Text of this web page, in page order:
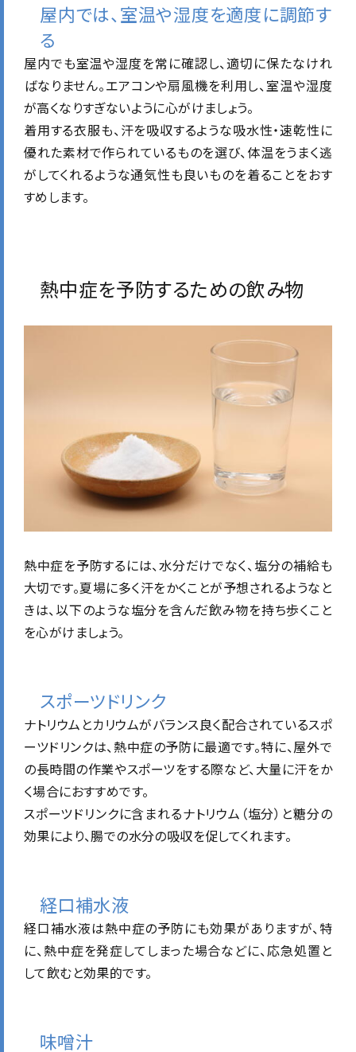
屋内では、室温や湿度を適度に調節す
る
屋内でも室温や湿度を常に確認し、適切に保たなけれ
ばなりません。エアコンや扇風機を利用し、室温や湿度
が高くなりすぎないように心がけましょう。
着用する衣服も、汗を吸収するような吸水性・速乾性に
優れた素材で作られているものを選び、体温をうまく逃
がしてくれるような通気性も良いものを着ることをおす
すめします。
熱中症を予防するための飲み物
熱中症を予防するには、水分だけでなく、塩分の補給も
大切です。夏場に多く汗をかくことが予想されるようなと
きは、以下のような塩分を含んだ飲み物を持ち歩くこと
を心がけましょう。
スポーツドリンク
ナトリウムとカリウムがバランス良く配合されているスポ
ーツドリンクは、熱中症の予防に最適です。特に、屋外で
の長時間の作業やスポーツをする際など、大量に汗をか
く場合におすすめです。
スポーツドリンクに含まれるナトリウム（塩分）と糖分の
効果により、腸での水分の吸収を促してくれます。
経口補水液
経口補水液は熱中症の予防にも効果がありますが、特
に、熱中症を発症してしまった場合などに、応急処置と
して飲むと効果的です。
味噌汁